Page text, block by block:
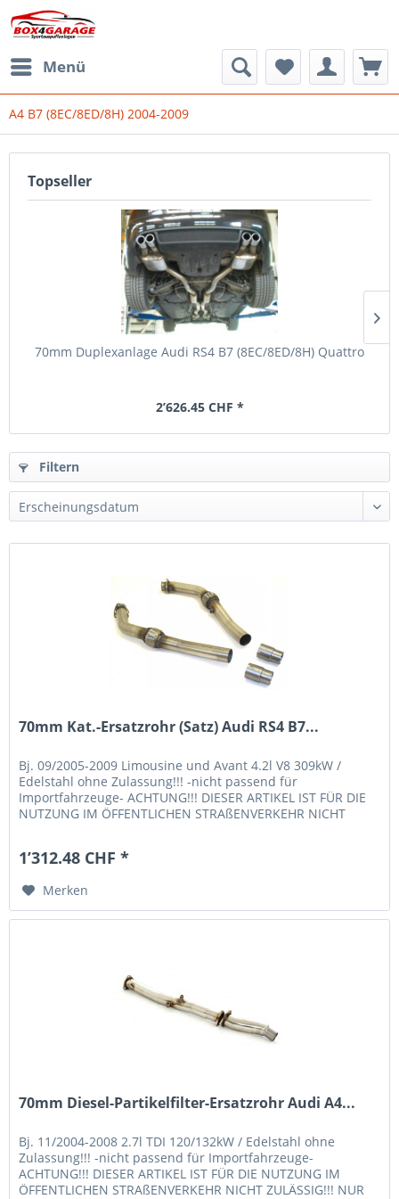
Menü
A4 B7 (8EC/8ED/8H) 2004-2009
Topseller
70mm Duplexanlage Audi RS4 B7 (8EC/8ED/8H) Quattro
2’626.45 CHF *
Filtern
70mm Kat.-Ersatzrohr (Satz) Audi RS4 B7...
Bj. 09/2005-2009 Limousine und Avant 4.2l V8 309kW /
Edelstahl ohne Zulassung!!! -nicht passend für
Importfahrzeuge- ACHTUNG!!! DIESER ARTIKEL IST FÜR DIE
NUTZUNG IM ÖFFENTLICHEN STRAßENVERKEHR NICHT
1’312.48 CHF *
Merken
70mm Diesel-Partikelfilter-Ersatzrohr Audi A4...
Bj. 11/2004-2008 2.7l TDI 120/132kW / Edelstahl ohne
Zulassung!!! -nicht passend für Importfahrzeuge-
ACHTUNG!!! DIESER ARTIKEL IST FÜR DIE NUTZUNG IM
ÖFFENTLICHEN STRAßENVERKEHR NICHT ZULÄSSIG!!! NUR